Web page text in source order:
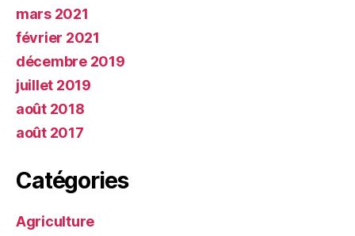
mars 2021
février 2021
décembre 2019
juillet 2019
août 2018
août 2017
Catégories
Agriculture